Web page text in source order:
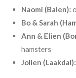
Naomi (Balen):
Bo & Sarah
Ann & Elien
hamsters
Jolien (Laakdal):